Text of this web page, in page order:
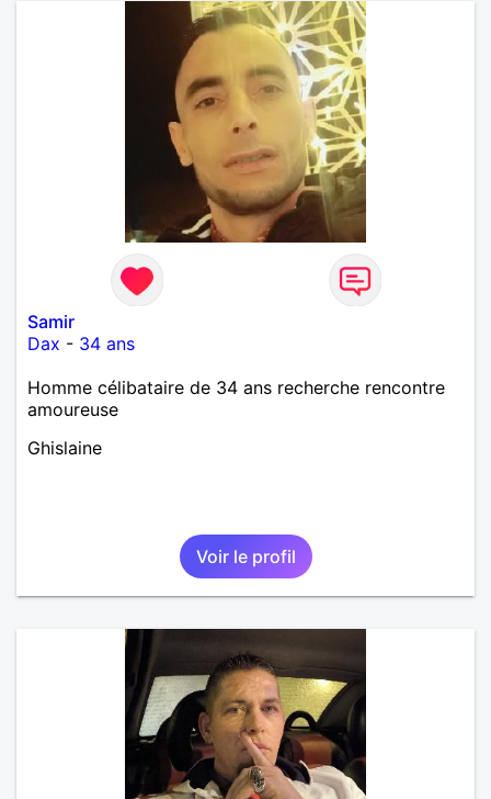
Samir
Dax - 34 ans
Homme célibataire de 34 ans recherche rencontre
amoureuse
Ghislaine
Voir le profil